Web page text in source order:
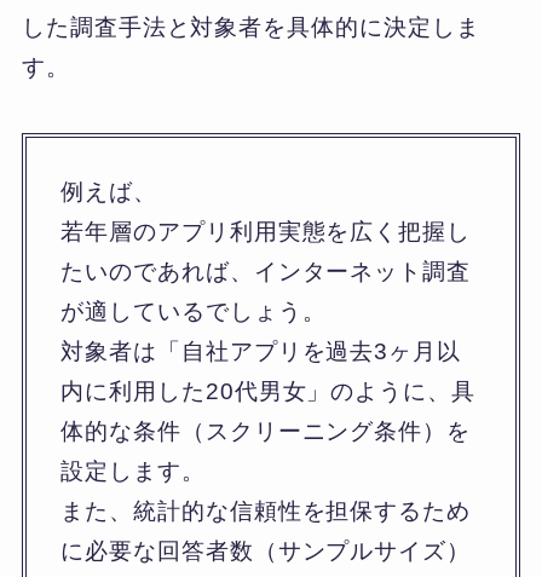
した調査手法と対象者を具体的に決定しま
す。
例えば、
若年層のアプリ利用実態を広く把握し
たいのであれば、インターネット調査
が適しているでしょう。
対象者は「自社アプリを過去3ヶ月以
内に利用した20代男女」のように、具
体的な条件（スクリーニング条件）を
設定します。
また、統計的な信頼性を担保するため
に必要な回答者数（サンプルサイズ）